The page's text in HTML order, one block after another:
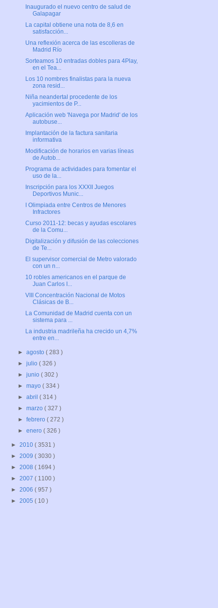
Inaugurado el nuevo centro de salud de
Galapagar
La capital obtiene una nota de 8,6 en
satisfacción...
Una reflexión acerca de las escolleras de
Madrid Río
Sorteamos 10 entradas dobles para 4Play,
en el Tea...
Los 10 nombres finalistas para la nueva
zona resid...
Niña neandertal procedente de los
yacimientos de P...
Aplicación web 'Navega por Madrid' de los
autobuse...
Implantación de la factura sanitaria
informativa
Modificación de horarios en varias líneas
de Autob...
Programa de actividades para fomentar el
uso de la...
Inscripción para los XXXII Juegos
Deportivos Munic...
I Olimpiada entre Centros de Menores
Infractores
Curso 2011-12: becas y ayudas escolares
de la Comu...
Digitalización y difusión de las colecciones
de Te...
El supervisor comercial de Metro valorado
con un n...
10 robles americanos en el parque de
Juan Carlos I...
VIII Concentración Nacional de Motos
Clásicas de B...
La Comunidad de Madrid cuenta con un
sistema para ...
La industria madrileña ha crecido un 4,7%
entre en...
►agosto( 283 )
►julio( 326 )
►junio( 302 )
►mayo( 334 )
►abril( 314 )
►marzo( 327 )
►febrero( 272 )
►enero( 326 )
► 2010 ( 3531 )
► 2009 ( 3030 )
► 2008 ( 1694 )
► 2007 ( 1100 )
► 2006 ( 957 )
► 2005 ( 10 )